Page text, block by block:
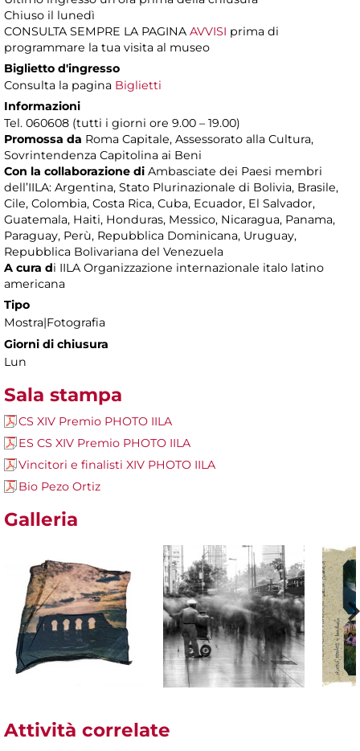
Chiuso il lunedì
CONSULTA SEMPRE LA PAGINA AVVISI prima di
programmare la tua visita al museo
Biglietto d'ingresso
Consulta la pagina Biglietti
Informazioni
Tel. 060608 (tutti i giorni ore 9.00 – 19.00)
Promossa da Roma Capitale, Assessorato alla Cultura,
Sovrintendenza Capitolina ai Beni
Con la collaborazione di Ambasciate dei Paesi membri
dell’IILA: Argentina, Stato Plurinazionale di Bolivia, Brasile,
Cile, Colombia, Costa Rica, Cuba, Ecuador, El Salvador,
Guatemala, Haiti, Honduras, Messico, Nicaragua, Panama,
Paraguay, Perù, Repubblica Dominicana, Uruguay,
Repubblica Bolivariana del Venezuela
A cura di IILA Organizzazione internazionale italo latino
americana
Tipo
Mostra|Fotografia
Giorni di chiusura
Lun
Sala stampa
CS XIV Premio PHOTO IILA
ES CS XIV Premio PHOTO IILA
Vincitori e finalisti XIV PHOTO IILA
Bio Pezo Ortiz
Galleria
Attività correlate